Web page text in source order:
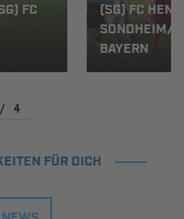
FC
(SG) FC
SONDHEIM/
BAYERN
/ 4
FÜR DICH